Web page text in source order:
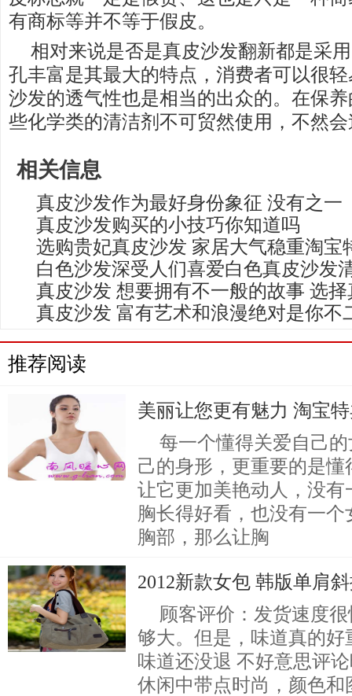
有商标等并不等于假皮。
相对来说是否是真皮沙发翻新都是采
孔丰富是其最大的特点，消费者可以很
沙发的透气性也是相当的出众的。在保
些化学类的清洁剂不可贸然使用，不然
相关信息
真皮沙发作为最好身份象征 没有之一
真皮沙发购买的小技巧你知道吗
选购贵妃真皮沙发 家居大气稳重淘宝
白色沙发深受人们喜爱白色真皮沙发
真皮沙发 想要拥有不一般的故事 选择
真皮沙发 富有艺术和浪漫绝对是你不
推荐阅读
美丽让您更有魅力 淘宝
每一个懂得关爱自己
己的身形，更重要的是
让它更加美艳动人，没
胸长得好看，也没有一
胸部，那么让胸
2012新款女包 韩版单肩
顾客评价：发货速度
够大。但是，味道真的
味道还没退 不好意思评
休闲中带点时尚，颜色